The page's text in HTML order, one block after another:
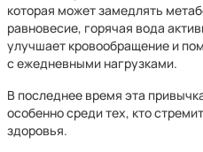
которая может замедлять
равновесие, горячая вода
улучшает кровообращение и
с ежедневными нагрузками.
В последнее время эта
особенно среди тех, кто
здоровья.